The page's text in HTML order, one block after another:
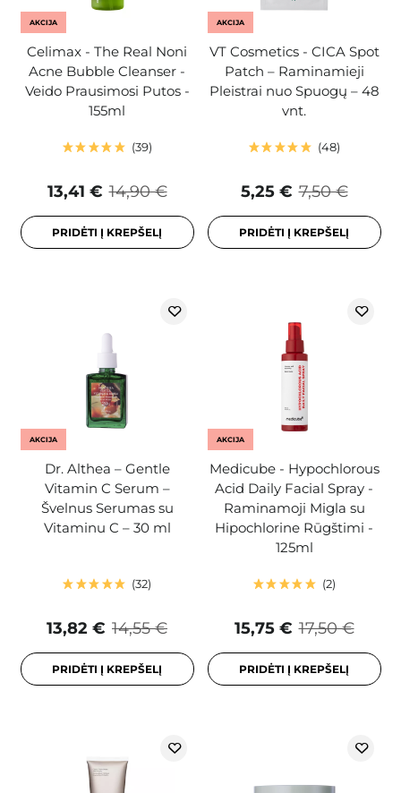
AKCIJA
Celimax - The Real Noni
Acne Bubble Cleanser -
Veido Prausimosi Putos -
155ml
39
14,90 €
13,41 €
PRIDĖTI Į KREPŠELĮ
AKCIJA
VT Cosmetics - CICA Spot
Patch – Raminamieji
Pleistrai nuo Spuogų – 48
vnt.
48
7,50 €
5,25 €
PRIDĖTI Į KREPŠELĮ
AKCIJA
Dr. Althea – Gentle
Vitamin C Serum –
Švelnus Serumas su
Vitaminu C – 30 ml
32
14,55 €
13,82 €
PRIDĖTI Į KREPŠELĮ
AKCIJA
Medicube - Hypochlorous
Acid Daily Facial Spray -
Raminamoji Migla su
Hipochlorine Rūgštimi -
125ml
2
17,50 €
15,75 €
PRIDĖTI Į KREPŠELĮ